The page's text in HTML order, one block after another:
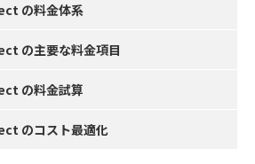
の料金体系
の主要な料金項目
の料金試算
のコスト最適化